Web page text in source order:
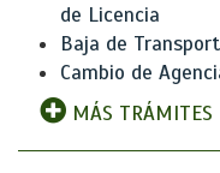
de Licencia
Baja de
Cambio de
MÁS TRÁMITES